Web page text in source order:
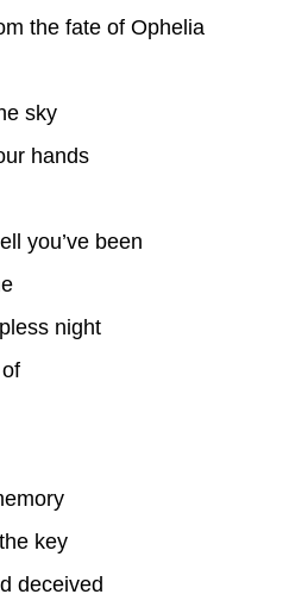
the fate of Ophelia
sky
hands
you’ve been
night
key
deceived